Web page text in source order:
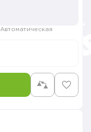
Автоматическая